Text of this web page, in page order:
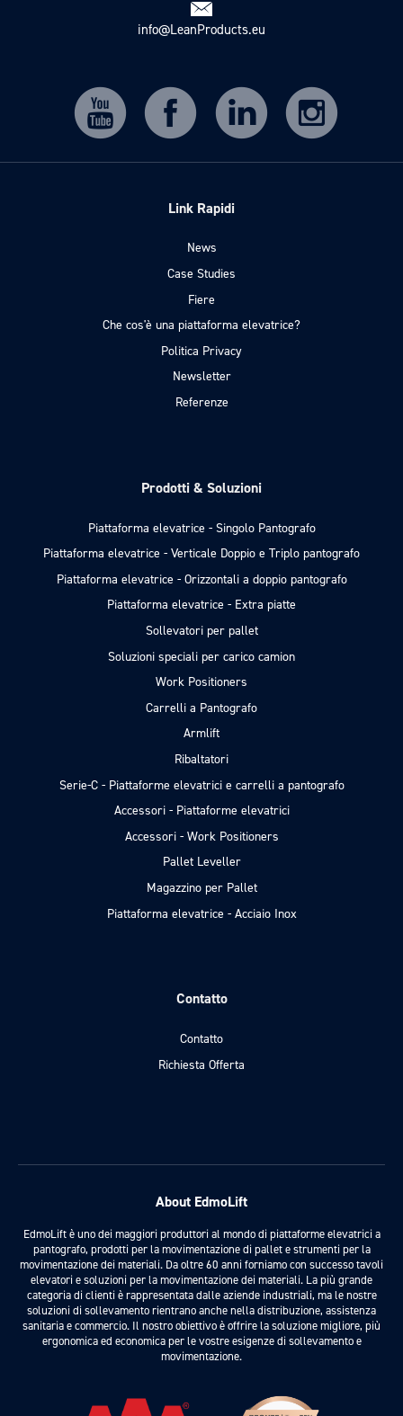
info@LeanProducts.eu
Link Rapidi
News
Case Studies
Fiere
Che cos'è una piattaforma elevatrice?
Politica Privacy
Newsletter
Referenze
Prodotti & Soluzioni
Piattaforma elevatrice - Singolo Pantografo
Piattaforma elevatrice - Verticale Doppio e Triplo pantografo
Piattaforma elevatrice - Orizzontali a doppio pantografo
Piattaforma elevatrice - Extra piatte
Sollevatori per pallet
Soluzioni speciali per carico camion
Work Positioners
Carrelli a Pantografo
Armlift
Ribaltatori
Serie-C - Piattaforme elevatrici e carrelli a pantografo
Accessori - Piattaforme elevatrici
Accessori - Work Positioners
Pallet Leveller
Magazzino per Pallet
Piattaforma elevatrice - Acciaio Inox
Contatto
Contatto
Richiesta Offerta
About EdmoLift
EdmoLift è uno dei maggiori produttori al mondo di piattaforme elevatrici a
pantografo, prodotti per la movimentazione di pallet e strumenti per la
movimentazione dei materiali. Da oltre 60 anni forniamo con successo tavoli
elevatori e soluzioni per la movimentazione dei materiali. La più grande
categoria di clienti è rappresentata dalle aziende industriali, ma le nostre
soluzioni di sollevamento rientrano anche nella distribuzione, assistenza
sanitaria e commercio. Il nostro obiettivo è offrire la soluzione migliore, più
ergonomica ed economica per le vostre esigenze di sollevamento e
movimentazione.